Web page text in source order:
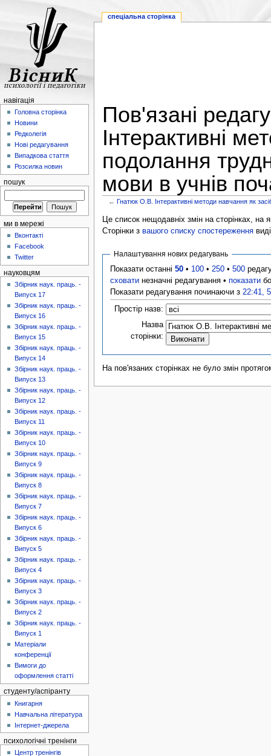
Пов'язані
Інтерактивні
подолання
мови в учнів
←Гнатюк О.В. Інтерактивні методи навчання як
Це список нещодавніх змін на сторінках, на
Сторінки з вашого списку спостереження
Налаштування нових редагувань
Показати останні50 • 100 • 250 •500
сховати незначні редагування •показати
Показати редагування починаючи з 22:41,
Простір назв:
Назва
сторінки:
На пов'язаних сторінках не було змін
спеціальна сторінка
навігація
Головна сторінка
Новини
Редколегія
Нові редагування
Випадкова стаття
Розсилка новин
пошук
ми в мережі
Вконтакті
Facebook
Twitter
науковцям
Збірник наук. праць. -
Випуск 17
Збірник наук. праць. -
Випуск 16
Збірник наук. праць. -
Випуск 15
Збірник наук. праць. -
Випуск 14
Збірник наук. праць. -
Випуск 13
Збірник наук. праць. -
Випуск 12
Збірник наук. праць. -
Випуск 11
Збірник наук. праць. -
Випуск 10
Збірник наук. праць. -
Випуск 9
Збірник наук. праць. -
Випуск 8
Збірник наук. праць. -
Випуск 7
Збірник наук. праць. -
Випуск 6
Збірник наук. праць. -
Випуск 5
Збірник наук. праць. -
Випуск 4
Збірник наук. праць. -
Випуск 3
Збірник наук. праць. -
Випуск 2
Збірник наук. праць. -
Випуск 1
Матеріали
конференції
Вимоги до
оформлення статті
студенту/аспіранту
Книгарня
Навчальна література
Інтернет-джерела
психологічні тренінги
Центр тренінгів